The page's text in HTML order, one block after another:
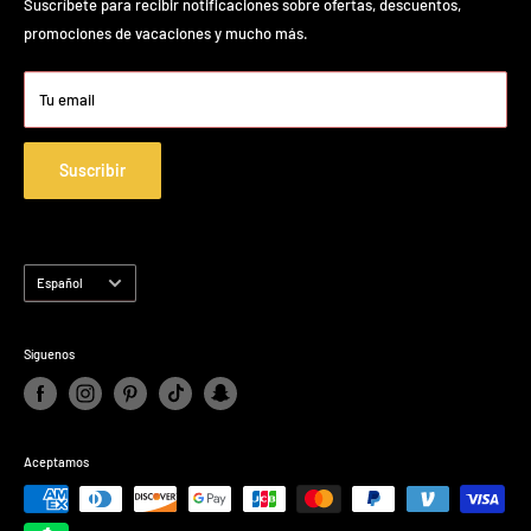
Garantía de Cocco HairPro
Garantía profesional Oster
Condiciones de servicio
Política de reembolso
Shipping Policy
que se necesite.
Suscríbete para recibir notificaciones sobre ofertas, descuentos,
promociones de vacaciones y mucho más.
Tu email
Suscribir
Español
Síguenos
Aceptamos